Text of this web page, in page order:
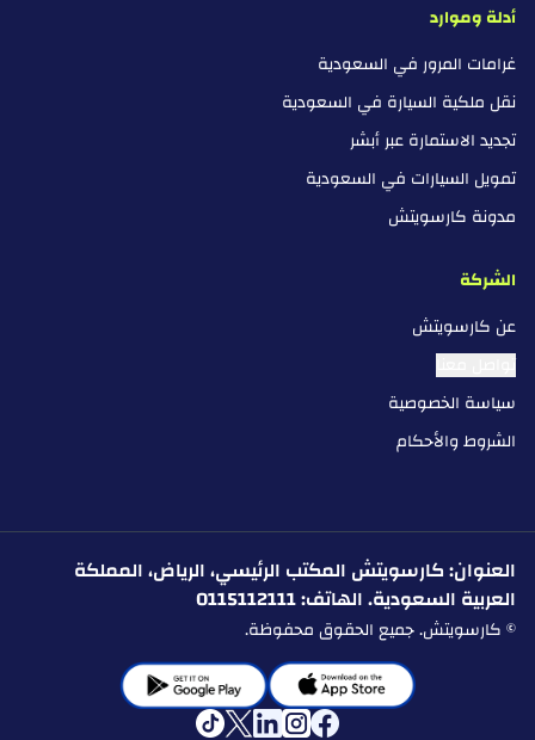
أدلة وموارد
غرامات المرور في السعودية
نقل ملكية السيارة في السعودية
تجديد الاستمارة عبر أبشر
تمويل السيارات في السعودية
مدونة كارسويتش
الشركة
عن كارسويتش
تواصل معنا
سياسة الخصوصية
الشروط والأحكام
العنوان: كارسويتش المكتب الرئيسي، الرياض، المملكة
العربية السعودية. الهاتف: 0115112111
© كارسويتش. جميع الحقوق محفوظة.